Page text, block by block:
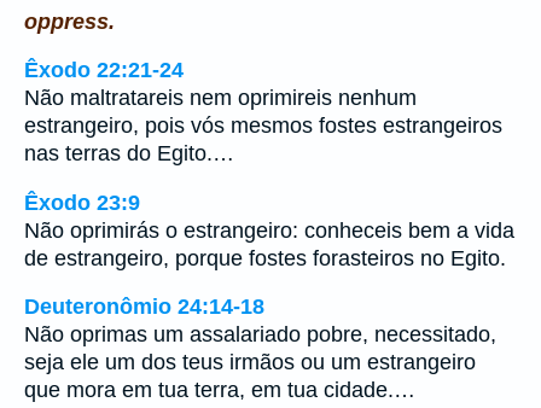
oppress.
Êxodo 22:21-24
Não maltratareis nem oprimireis nenhum
estrangeiro, pois vós mesmos fostes estrangeiros
nas terras do Egito.…
Êxodo 23:9
Não oprimirás o estrangeiro: conheceis bem a vida
de estrangeiro, porque fostes forasteiros no Egito.
Deuteronômio 24:14-18
Não oprimas um assalariado pobre, necessitado,
seja ele um dos teus irmãos ou um estrangeiro
que mora em tua terra, em tua cidade.…